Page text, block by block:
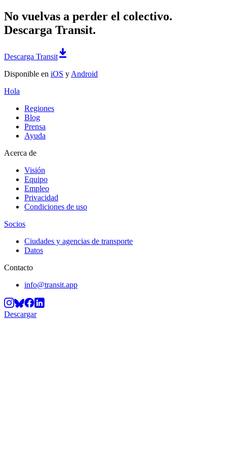
No vuelvas a perder el colectivo.
Descarga Transit.
Descarga Transit
Disponible en iOS y Android
Hola
Regiones
Blog
Prensa
Ayuda
Acerca de
Visión
Equipo
Empleo
Privacidad
Condiciones de uso
Socios
Ciudades y agencias de transporte
Datos
Contacto
info@transit.app
Descargar